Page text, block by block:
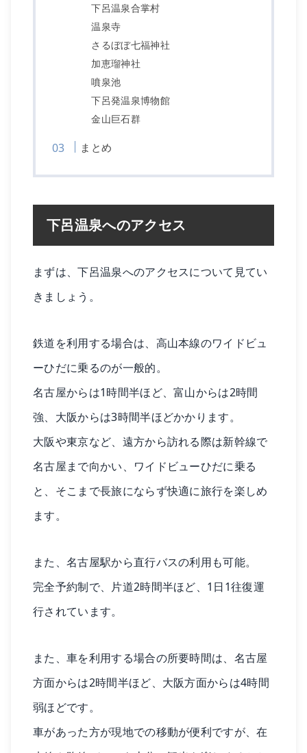
下呂温泉合掌村
温泉寺
さるぼぼ七福神社
加恵瑠神社
噴泉池
下呂発温泉博物館
金山巨石群
まとめ
下呂温泉へのアクセス
まずは、下呂温泉へのアクセスについて見てい
きましょう。
鉄道を利用する場合は、高山本線のワイドビュ
ーひだに乗るのが一般的。
名古屋からは1時間半ほど、富山からは2時間
強、大阪からは3時間半ほどかかります。
大阪や東京など、遠方から訪れる際は新幹線で
名古屋まで向かい、ワイドビューひだに乗る
と、そこまで長旅にならず快適に旅行を楽しめ
ます。
また、名古屋駅から直行バスの利用も可能。
完全予約制で、片道2時間半ほど、1日1往復運
行されています。
また、車を利用する場合の所要時間は、名古屋
方面からは2時間半ほど、大阪方面からは4時間
弱ほどです。
車があった方が現地での移動が便利ですが、在